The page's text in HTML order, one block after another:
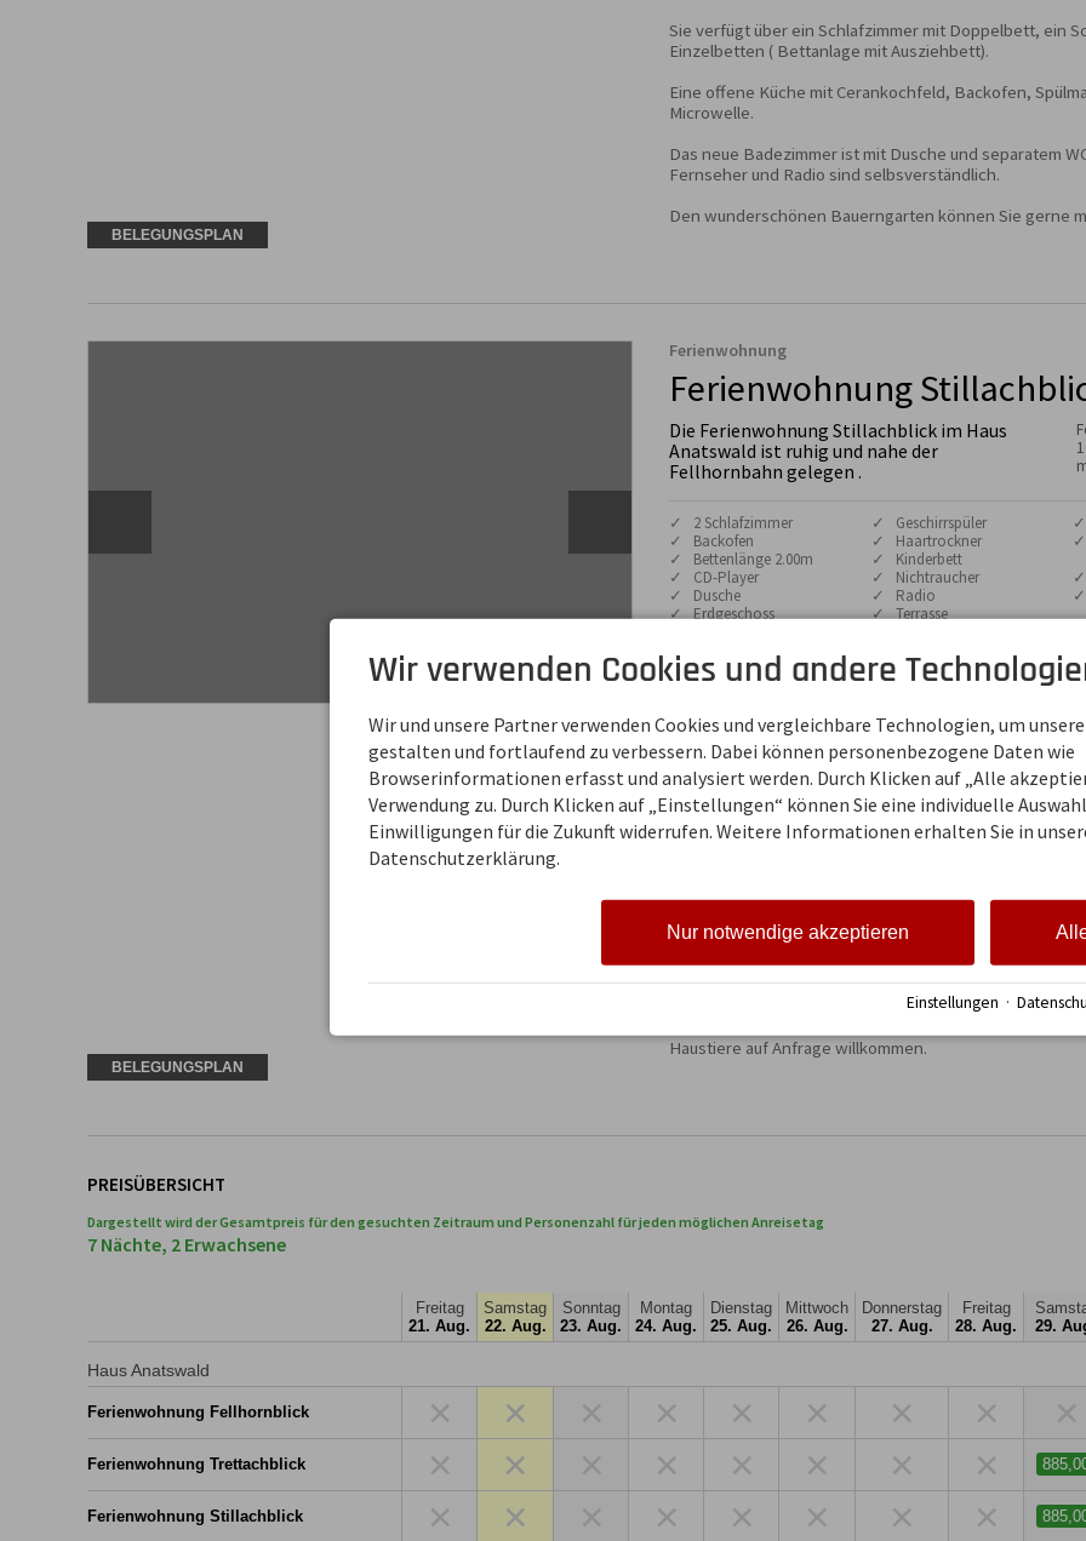
Sie verfügt über ein Schlafzimmer mit Doppelbett, ein
Einzelbetten ( Bettanlage mit Ausziehbett).
Eine offene Küche mit Cerankochfeld, Backofen,
Microwelle.
Das neue Badezimmer ist mit Dusche und separatem
Fernseher und Radio sind selbsverständlich.
Den wunderschönen Bauerngarten können Sie gerne
BELEGUNGSPLAN
Ferienwohnung
Ferienwohnung
Die Ferienwohnung Stillachblick im Haus
Anatswald ist ruhig und nahe der
Fellhornbahn gelegen .
✓ 2 Schlafzimmer
✓ Backofen
✓ Bettenlänge 2.00m
✓ CD-Player
✓ Dusche
✓ Erdgeschoss
✓ Geschirrspüler
✓ Haartrockner
✓ Kinderbett
✓ Nichtraucher
✓ Radio
✓ Terrasse
Die Wohnung Stillachblick ist ca. 72 m² groß und ist sehr
Sie verfügt über ein Schlafzimmer mit Doppelbett, ein
Einzelbett und ein Wohn-Schlafraum.
Das Bad ist mit Dusche und WC ausgestattet.
Die moderne Küche ist ausgestattet mit Backofen,
Fernseher und Radio mit CD-Player sind
Die Wohnstube lädt zum verweilen ein sowie die
unsere Berge.
Selbstverständlich lädt Sie unser Bauerngarten zum
Haustiere auf Anfrage willkommen.
BELEGUNGSPLAN
PREISÜBERSICHT
Dargestellt wird der Gesamtpreis für den gesuchten Zeitraum und Personenzahl für jeden möglichen Anreisetag
7 Nächte, 2 Erwachsene
Freitag
21. Aug.
Samstag
22. Aug.
Sonntag
23. Aug.
Montag
24. Aug.
Dienstag
25. Aug.
Mittwoch
26. Aug.
Donnerstag
27. Aug.
Freitag
28. Aug.
29.
Haus Anatswald
Ferienwohnung Fellhornblick × × × × × × ×
Ferienwohnung Trettachblick × × × × × × ×
Ferienwohnung Stillachblick × × × × × × ×
Wir verwenden Cookies und andere
Wir und unsere Partner verwenden Cookies und vergleichbare Technologien, um
gestalten und fortlaufend zu verbessern. Dabei können personenbezogene Daten wie
Browserinformationen erfasst und analysiert werden. Durch Klicken auf „Alle
Verwendung zu. Durch Klicken auf „Einstellungen“ können Sie eine individuelle
Einwilligungen für die Zukunft widerrufen. Weitere Informationen erhalten Sie in
Datenschutzerklärung.
Nur notwendige akzeptieren
Einstellungen ·